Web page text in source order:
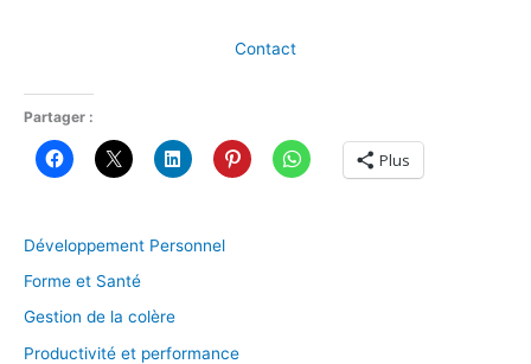
Contact
Partager :
Plus
Développement Personnel
Forme et Santé
Gestion de la colère
Productivité et performance